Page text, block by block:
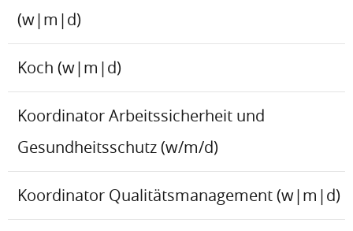
(w|m|d)
Koch (w|m|d)
Koordinator Arbeitssicherheit und
Gesundheitsschutz (w/m/d)
Koordinator Qualitätsmanagement (w|m|d)